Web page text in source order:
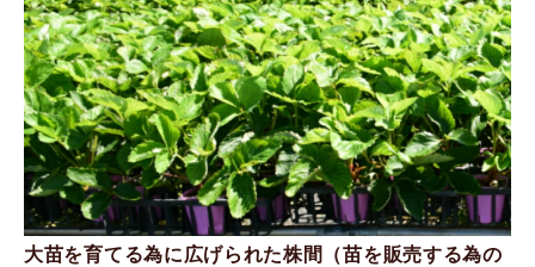
大苗を育てる為に広げられた株間（苗を販売する為の